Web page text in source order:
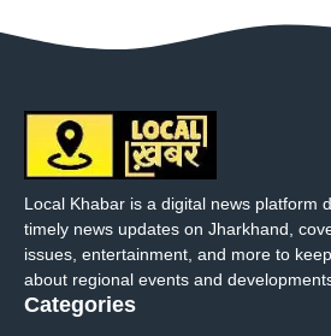
Local Khabar is a digital news platform
timely news updates on Jharkhand,
issues, entertainment, and more to
about regional events and
Categories